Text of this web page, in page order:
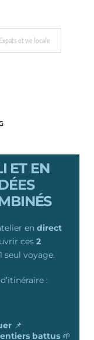
Expats et vie locale
ET EN
en direct
ces 2
seul voyage.
:
📌
battus 🌱